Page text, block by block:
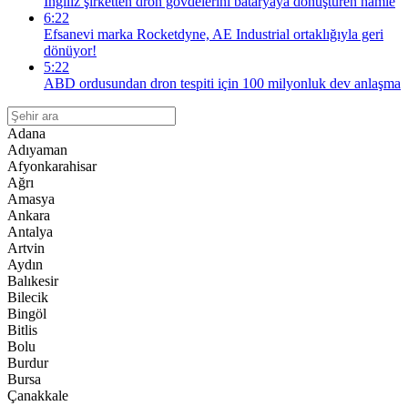
6:22
Efsanevi marka Rocketdyne, AE Industrial ortaklığıyla geri
dönüyor!
5:22
ABD ordusundan dron tespiti için 100 milyonluk dev anlaşma
Adana
Adıyaman
Afyonkarahisar
Ağrı
Amasya
Ankara
Antalya
Artvin
Aydın
Balıkesir
Bilecik
Bingöl
Bitlis
Bolu
Burdur
Bursa
Çanakkale